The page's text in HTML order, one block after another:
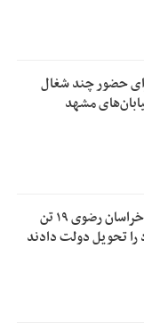
حضور چند شغال
مشهد
زعفرانکاران خراسان رضوی ۱۹ تن
تحویل دولت دادند